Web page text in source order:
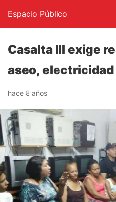
Espacio Público
Casalta III exige
aseo, electricidad
hace 8 años